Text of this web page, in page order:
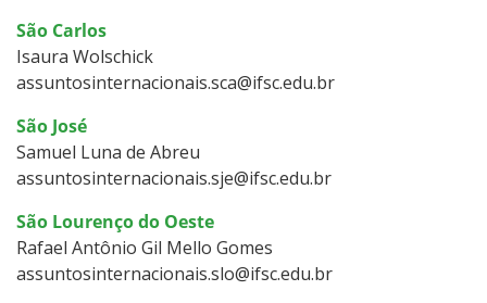
São Carlos
Isaura Wolschick
assuntosinternacionais.sca@ifsc.edu.br
São José
Samuel Luna de Abreu
assuntosinternacionais.sje@ifsc.edu.br
São Lourenço do Oeste
Rafael Antônio Gil Mello Gomes
assuntosinternacionais.slo@ifsc.edu.br